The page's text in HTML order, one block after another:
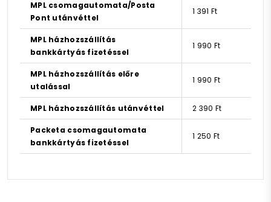
MPL csomagautomata/Posta
Pont utánvéttel
1 391 Ft
MPL házhozszállítás
bankkártyás fizetéssel
1 990 Ft
MPL házhozszállítás előre
utalással
1 990 Ft
MPL házhozszállítás utánvéttel 2 390 Ft
Packeta csomagautomata
bankkártyás fizetéssel
1 250 Ft